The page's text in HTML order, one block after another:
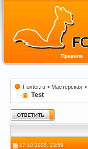
Правила
Foxter.ru > Мастерская >
Test
17.10.2005, 23:59